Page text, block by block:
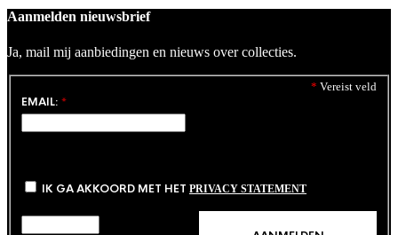
Aanmelden nieuwsbrief
Ja, mail mij aanbiedingen en nieuws over collecties.
* Vereist veld
EMAIL: *
IK GA AKKOORD MET HET PRIVACY STATEMENT